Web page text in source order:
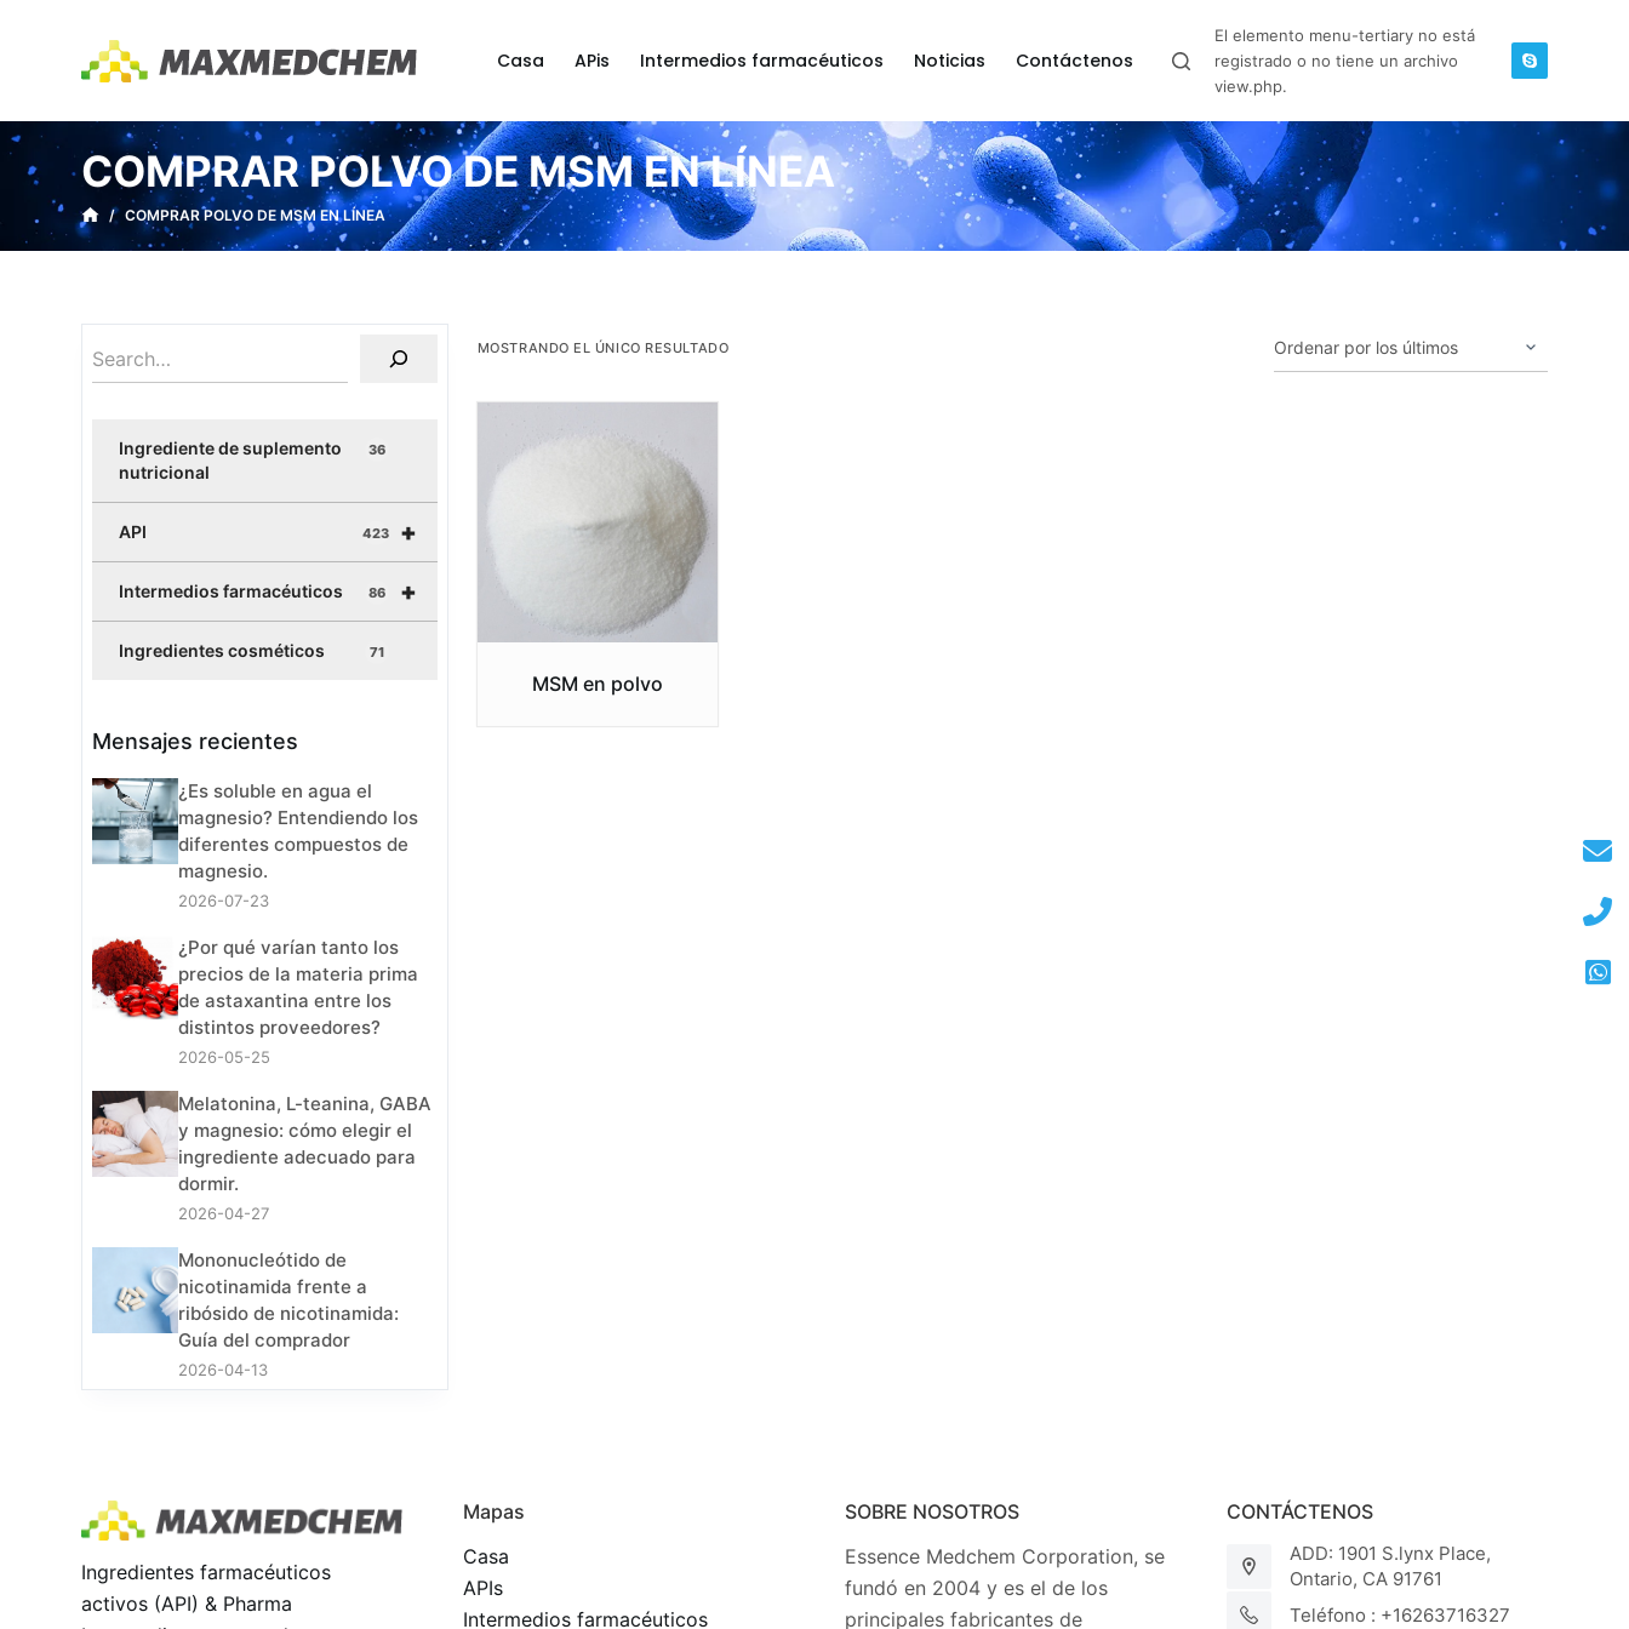
t
a
l
Casa APis Intermedios farmacéuticos Noticias Contáctenos
El elemento menu-tertiary no está
registrado o no tiene un archivo
view.php.
COMPRAR POLVO DE MSM EN LÍNEA
/ COMPRAR POLVO DE MSM EN LÍNEA
MOSTRANDO EL ÚNICO RESULTADO
MSM en polvo
Ingrediente de suplemento
nutricional
36
+
API 423
+
Intermedios farmacéuticos 86
Ingredientes cosméticos 71
Mensajes recientes
¿Es soluble en agua el
magnesio? Entendiendo los
diferentes compuestos de
magnesio.
2026-07-23
¿Por qué varían tanto los
precios de la materia prima
de astaxantina entre los
distintos proveedores?
2026-05-25
Melatonina, L-teanina, GABA
y magnesio: cómo elegir el
ingrediente adecuado para
dormir.
2026-04-27
Mononucleótido de
nicotinamida frente a
ribósido de nicotinamida:
Guía del comprador
2026-04-13
Ingredientes farmacéuticos
activos (API) & Pharma
Mapas
Casa
APIs
Intermedios farmacéuticos
SOBRE NOSOTROS
Essence Medchem Corporation, se
fundó en 2004 y es el de los
principales fabricantes de
CONTÁCTENOS
ADD: 1901 S.lynx Place,
Ontario, CA 91761
Teléfono : +16263716327